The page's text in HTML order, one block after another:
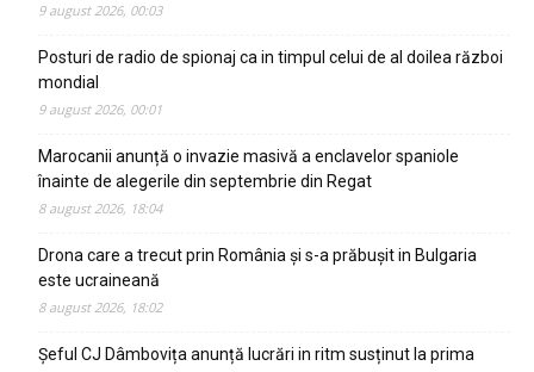
9 august 2026, 00:03
Posturi de radio de spionaj ca in timpul celui de al doilea război
mondial
9 august 2026, 00:01
Marocanii anunță o invazie masivă a enclavelor spaniole
înainte de alegerile din septembrie din Regat
8 august 2026, 18:04
Drona care a trecut prin România și s-a prăbușit in Bulgaria
este ucraineană
8 august 2026, 18:02
Șeful CJ Dâmbovița anunță lucrări in ritm susținut la prima